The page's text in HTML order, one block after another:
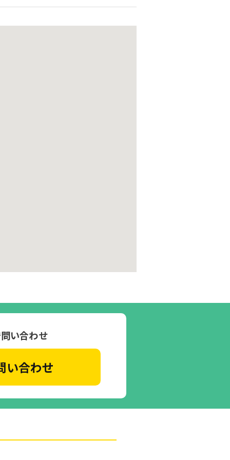
い合わせ
い合わせ